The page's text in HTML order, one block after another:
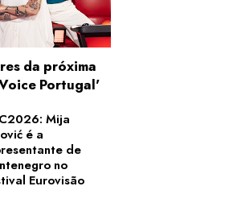
da próxima
Portugal'
Mija
é a
de
no
Eurovisão